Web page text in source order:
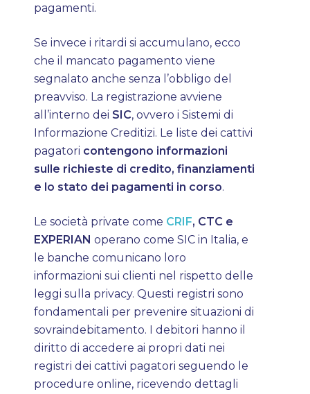
pagamenti.
Se invece i ritardi si accumulano, ecco
che il mancato pagamento viene
segnalato anche senza l’obbligo del
preavviso. La registrazione avviene
all’interno dei SIC, ovvero i Sistemi di
Informazione Creditizi. Le liste dei cattivi
pagatori contengono informazioni
sulle richieste di credito, finanziamenti
e lo stato dei pagamenti in corso.
Le società private come CRIF, CTC e
EXPERIAN operano come SIC in Italia, e
le banche comunicano loro
informazioni sui clienti nel rispetto delle
leggi sulla privacy. Questi registri sono
fondamentali per prevenire situazioni di
sovraindebitamento. I debitori hanno il
diritto di accedere ai propri dati nei
registri dei cattivi pagatori seguendo le
procedure online, ricevendo dettagli